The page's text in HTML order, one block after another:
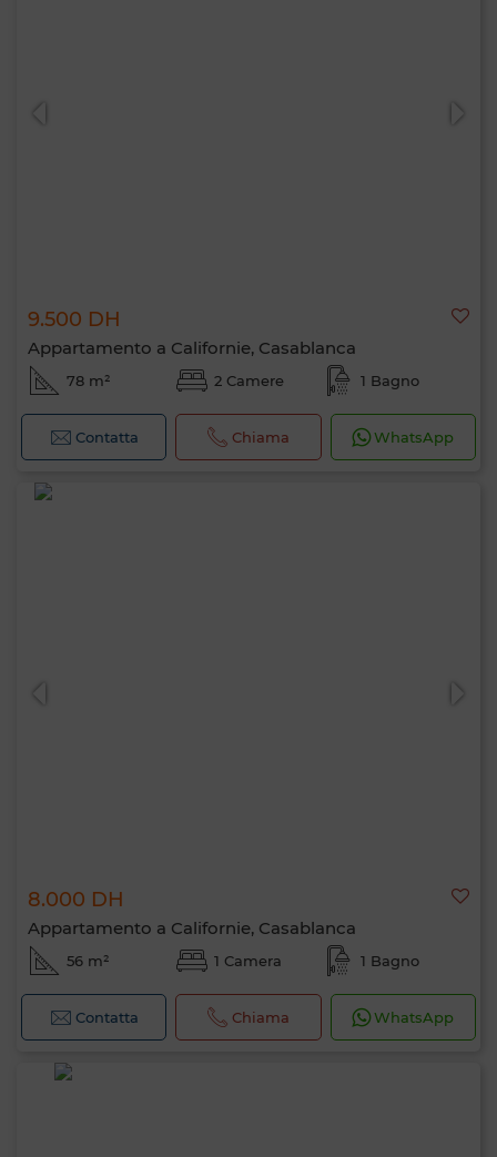
9.500 DH
Appartamento a Californie, Casablanca
78 m² 2 Camere 1 Bagno
Contatta Chiama WhatsApp
8.000 DH
Appartamento a Californie, Casablanca
56 m² 1 Camera 1 Bagno
Contatta Chiama WhatsApp